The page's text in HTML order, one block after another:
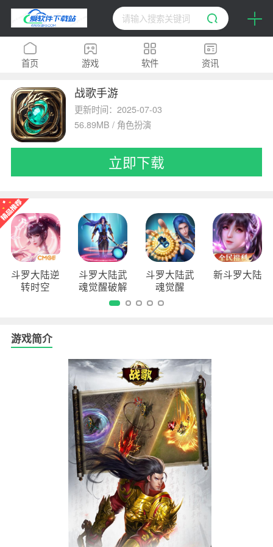
首页 游戏 软件 资讯
排行榜 专题
战歌手游
更新时间：2025-07-03
56.89MB / 角色扮演
立即下载
斗罗大陆逆
转时空
斗罗大陆武
魂觉醒破解
斗罗大陆武
魂觉醒
新斗罗大陆
游戏简介